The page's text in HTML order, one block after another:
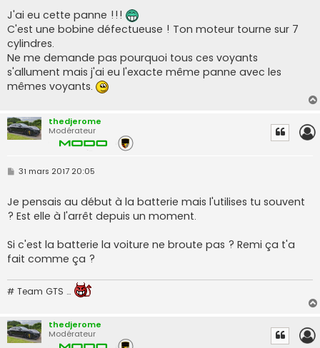
s
a
g
e
J'ai eu cette panne !!!
C'est une bobine défectueuse ! Ton moteur tourne sur 7
cylindres.
Ne me demande pas pourquoi tous ces voyants
s'allument mais j'ai eu l'exacte même panne avec les
mêmes voyants.
thedjerome
Modérateur
M
s
a
g
31 mars 2017 20:05
Je pensais au début à la batterie mais l'utilises tu souvent
? Est elle à l'arrêt depuis un moment.
Si c'est la batterie la voiture ne broute pas ? Remi ça t'a
fait comme ça ?
# Team GTS …
thedjerome
Modérateur